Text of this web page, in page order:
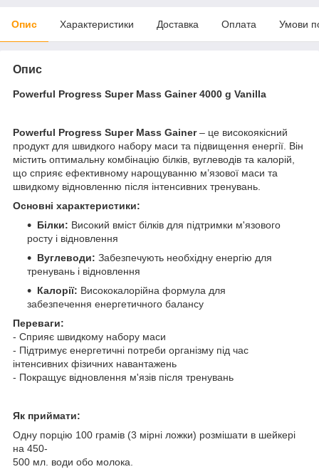
Опис Характеристики Доставка Оплата Умови
Опис
Powerful Progress Super Mass Gainer 4000 g Vanilla
Powerful Progress Super Mass Gainer– це високоякісний
продукт для швидкого набору маси та підвищення енергії. Він
містить оптимальну комбінацію білків, вуглеводів та калорій,
що сприяє ефективному нарощуванню м’язової маси та
швидкому відновленню після інтенсивних тренувань.
Основні характеристики:
Білки: Високий вміст білків для підтримки м'язового
росту і відновлення
Вуглеводи: Забезпечують необхідну енергію для
тренувань і відновлення
Калорії: Висококалорійна формула для
забезпечення енергетичного балансу
Переваги:
- Сприяє швидкому набору маси
- Підтримує енергетичні потреби організму під час
інтенсивних фізичних навантажень
- Покращує відновлення м'язів після тренувань
Як приймати:
Одну порцію 100 грамів (3 мірні ложки) розмішати в шейкері
на 450-
500 мл. води обо молока.